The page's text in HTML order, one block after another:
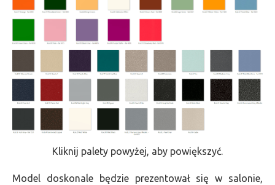
Kliknij palety powyżej, aby powiększyć.
Model doskonale będzie prezentował się w salonie,